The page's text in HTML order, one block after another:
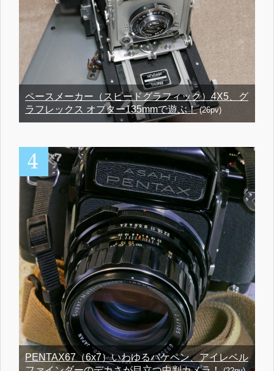
ペースメーカー（スピードグラフィック）4X5、グ
ラフレックス オプター135mmで遊ぶ！(26pv)
PENTAX67（6x7）いわゆるバケペン、アイレベル